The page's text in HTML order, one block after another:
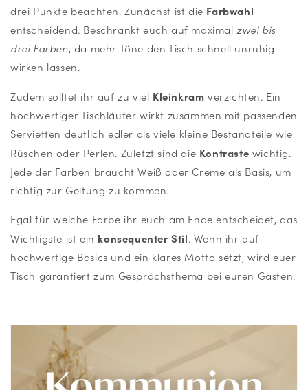
drei Punkte beachten. Zunächst ist die Farbwahl
entscheidend. Beschränkt euch auf maximalzwei bis
drei Farben, da mehr Töne den Tisch schnell unruhig
wirken lassen.
Zudem solltet ihr auf zu viel Kleinkram verzichten. Ein
hochwertiger Tischläufer wirkt zusammen mit passenden
Servietten deutlich edler als viele kleine Bestandteile wie
Rüschen oder Perlen. Zuletzt sind die Kontraste wichtig.
Jede der Farben braucht Weiß oder Creme als Basis, um
richtig zur Geltung zu kommen.
Egal für welche Farbe ihr euch am Ende entscheidet, das
Wichtigste ist ein konsequenter Stil. Wenn ihr auf
hochwertige Basics und ein klares Motto setzt, wird euer
Tisch garantiert zum Gesprächsthema bei euren Gästen.